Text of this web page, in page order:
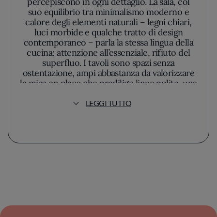
suo equilibrio tra minimalismo moderno e
calore degli elementi naturali – legni chiari,
luci morbide e qualche tratto di design
contemporaneo – parla la stessa lingua della
cucina: attenzione all’essenziale, rifiuto del
superfluo. I tavoli sono spazi senza
ostentazione, ampi abbastanza da valorizzare
la mise en place che predilige linee pulite, una
ceramica artigianale.
più che rincorrere tendenze o virtuosismi
maturazione, così che ogni piatto sappia
LEGGI TUTTO